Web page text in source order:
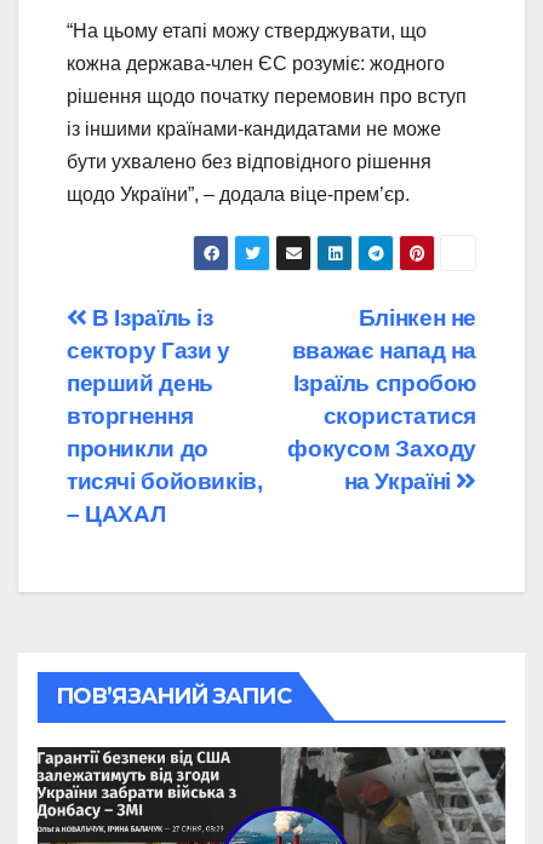
“На цьому етапі можу стверджувати, що
кожна держава-член ЄС розуміє: жодного
рішення щодо початку перемовин про вступ
із іншими країнами-кандидатами не може
бути ухвалено без відповідного рішення
щодо України”, – додала віце-прем’єр.
Навігація
записів
Блінкен не
вважає напад на
Ізраїль спробою
скористатися
фокусом Заходу
на Україні
В Ізраїль із
сектору Гази у
перший день
вторгнення
проникли до
тисячі бойовиків,
– ЦАХАЛ
ПОВ’ЯЗАНИЙ ЗАПИС